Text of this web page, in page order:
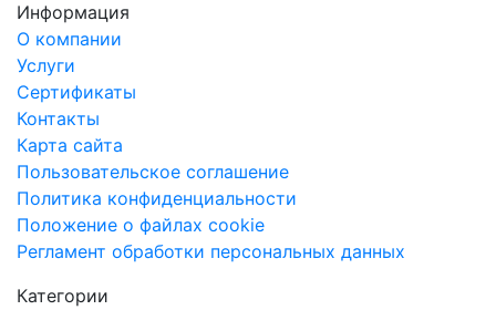
Информация
О компании
Услуги
Сертификаты
Контакты
Карта сайта
Пользовательское соглашение
Политика конфиденциальности
Положение о файлах cookie
Регламент обработки персональных данных
Категории